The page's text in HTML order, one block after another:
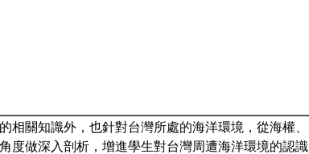
相關知識外，也針對台灣所處的海洋環境，從海權、
度做深入剖析，增進學生對台灣周遭海洋環境的認識